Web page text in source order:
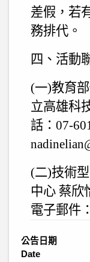
差假，若
務排代。
四、活動
(一)教育
立高雄科
話： 07-
(二)技術
中心 蔡欣
電子郵件：
公告日期
Date